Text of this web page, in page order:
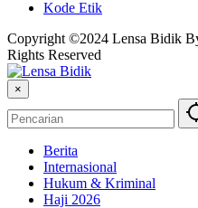
Kode Etik
Copyright ©2024 Lensa Bidik
Rights Reserved
×
Berita
Internasional
Hukum & Kriminal
Haji 2026